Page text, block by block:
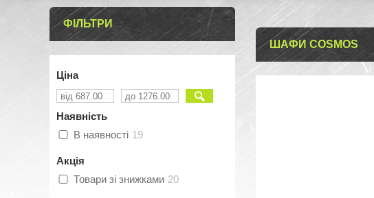
ШАФИ COSMOS
ФІЛЬТРИ
Ціна
Наявність
В наявності 19
Акція
Товари зі знижками 20